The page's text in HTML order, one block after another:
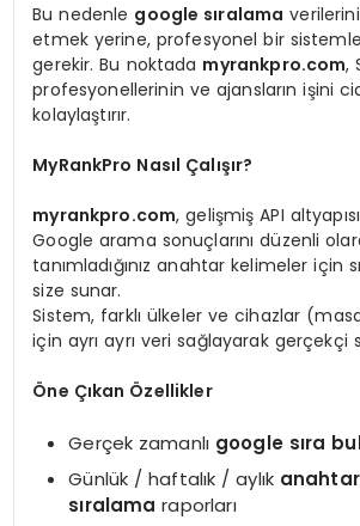
Bu nedenle google sıralama
etmek yerine, profesyonel bir
gerekir. Bu noktada myrankpro.com,
profesyonellerinin ve ajansların işini
kolaylaştırır.
MyRankPro Nasıl Çalışır?
myrankpro.com, gelişmiş API
Google arama sonuçlarını düzenli
tanımladığınız anahtar kelimeler için
size sunar.
Sistem, farklı ülkeler ve cihazlar
için ayrı ayrı veri sağlayarak gerçekçi
Öne Çıkan Özellikler
Gerçek zamanlı google sıra
Günlük / haftalık / aylık
sıralama raporları